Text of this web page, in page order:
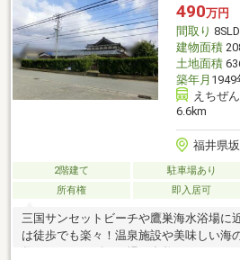
490万円
間取り
建物面積
土地面積
築年月 1949
えちぜ
6.6km
福井県
2階建て 駐車場あり
所有権
即入居可
三国サンセットビーチや鷹巣海水浴場に
は徒歩でも楽々！温泉施設や美味しい海
数あります！ゴルフ場も多数ありますの